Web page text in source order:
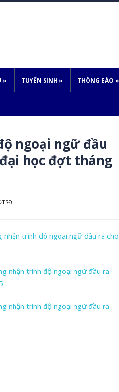
» TUYỂN SINH » THÔNG BÁO »
ngoại ngữ đầu
học đợt tháng
trình độ ngoại ngữ đầu ra cho
nhận trình độ ngoại ngữ đầu ra
nhận trình độ ngoại ngữ đầu ra